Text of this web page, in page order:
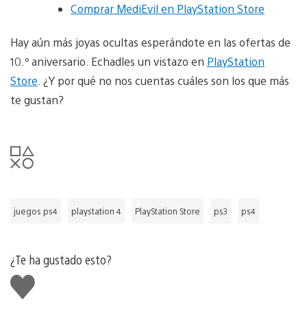
Comprar MediEvil en PlayStation Store
Hay aún más joyas ocultas esperándote en las ofertas de
10.º aniversario. Echadles un vistazo en PlayStation
Store . ¿Y por qué no nos cuentas cuáles son los que más
te gustan?
juegos ps4 playstation 4 PlayStation Store ps3 ps4
¿Te ha gustado esto?
Me
gusta